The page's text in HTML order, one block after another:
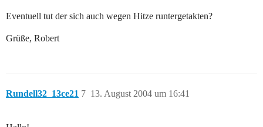
Eventuell tut der sich auch wegen Hitze runtergetakten?
Grüße, Robert
Rundell32_13ce21 13. August 2004 um 16:41
7